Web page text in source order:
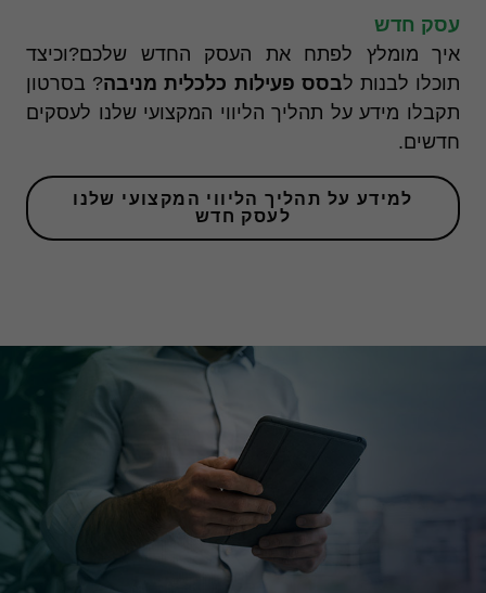
עסק חדש
איך מומלץ לפתח את העסק החדש שלכם?וכיצד
תוכלו לבנות לבסס פעילות כלכלית מניבה? בסרטון
תקבלו מידע על תהליך הליווי המקצועי שלנו לעסקים
חדשים.
למידע על תהליך הליווי המקצועי שלנו
לעסק חדש
לעוגיות אלו,
חלק
מהפונקציות
באתר לא
יהיו זמינות.
שיווק
ההגדרות
שלך
רוב
הסיכויים
שהפעלת
משתמש
מוגבלת.